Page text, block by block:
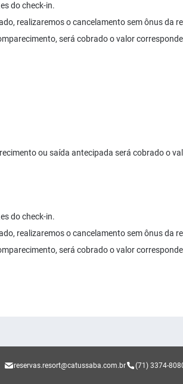
do check-in.
realizaremos o cancelamento sem ônus da
será cobrado o valor
ou saída antecipada será cobrado o
do check-in.
realizaremos o cancelamento sem ônus da
será cobrado o valor
reservas.resort@catussaba.com.br (71) 3374-